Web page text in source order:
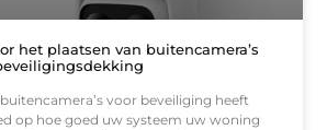
het plaatsen van buitencamera’s
voor beveiliging heeft
op hoe goed uw systeem uw woning